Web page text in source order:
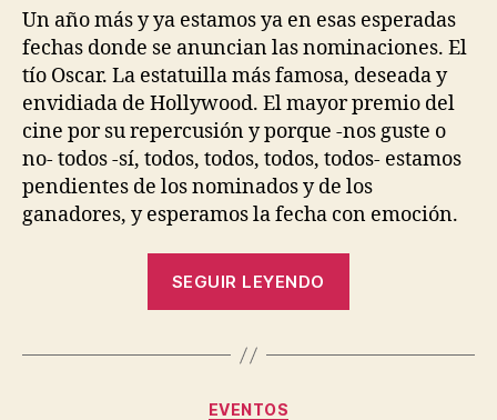
entrada
entrada
Un año más y ya estamos ya en esas esperadas
fechas donde se anuncian las nominaciones. El
tío Oscar. La estatuilla más famosa, deseada y
envidiada de Hollywood. El mayor premio del
cine por su repercusión y porque -nos guste o
no- todos -sí, todos, todos, todos, todos- estamos
pendientes de los nominados y de los
ganadores, y esperamos la fecha con emoción.
SEGUIR LEYENDO
los
Categorías
EVENTOS